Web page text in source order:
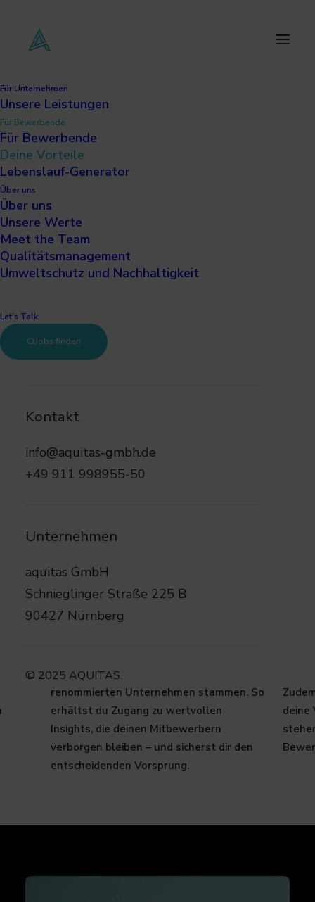
Für Unternehmen
Unsere Leistungen
Für Bewerbende
Für Bewerbende
Deine Vorteile
Lebenslauf-Generator
Über uns
Über uns
Unsere Werte
Meet the Team
Qualitätsmanagement
Umweltschutz und Nachhaltigkeit
Let’s Talk
Jobs finden
Kontakt
info@aquitas-gmbh.de
+49 911 998955-50
Unternehmen
aquitas GmbH
Schnieglinger Straße 225 B
90427 Nürnberg
© 2025 AQUITAS.
Deine Vorteile
Chancen nutzen.
Bei uns steht deine Zukunft im Mittelpunkt.
Finde den Job, der zu dir passt – schnell,
unkompliziert und mit Perspektive. Profitiere
von einem Bewerbungsprozess, der dich und
deine Stärken in den Fokus rückt.
von
Always one step ahead
Mit uns an deiner Seite profitierst du von
langjährigen Zusammenarbeit mit
renommierten Unternehmen stammen. So
erhältst du Zugang zu wertvollen
Insights, die deinen Mitbewerbern
verborgen bleiben – und sicherst dir den
entscheidenden Vorsprung.​
deine